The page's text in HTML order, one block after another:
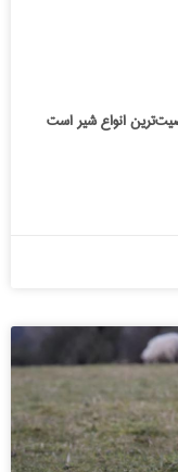
انواع شیر است